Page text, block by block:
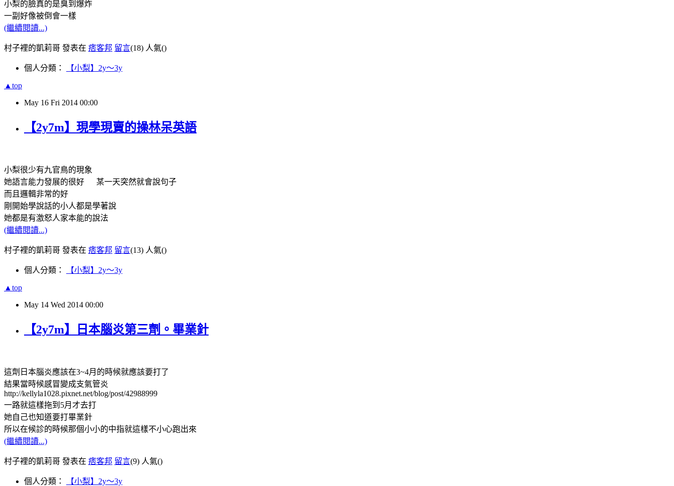
小梨的臉真的是臭到爆炸
一副好像被倒會一樣
(繼續閱讀...)
村子裡的凱莉哥 發表在 痞客邦 留言(18) 人氣()
個人分類： 【小梨】2y～3y
▲top
May 16 Fri 2014 00:00
【2y7m】現學現賣的操林呆英語
小梨很少有九官鳥的現象
她語言能力發展的很好 某一天突然就會說句子
而且邏輯非常的好
剛開始學說話的小人都是學著說
她都是有激怒人家本能的說法
(繼續閱讀...)
村子裡的凱莉哥 發表在 痞客邦 留言(13) 人氣()
個人分類： 【小梨】2y～3y
▲top
May 14 Wed 2014 00:00
【2y7m】日本腦炎第三劑。畢業針
這劑日本腦炎應該在3~4月的時候就應該要打了
結果當時候感冒變成支氣管炎
http://kellyla1028.pixnet.net/blog/post/42988999
一路就這樣拖到5月才去打
她自己也知道要打畢業針
所以在候診的時候那個小小的中指就這樣不小心跑出來
(繼續閱讀...)
村子裡的凱莉哥 發表在 痞客邦 留言(9) 人氣()
個人分類： 【小梨】2y～3y